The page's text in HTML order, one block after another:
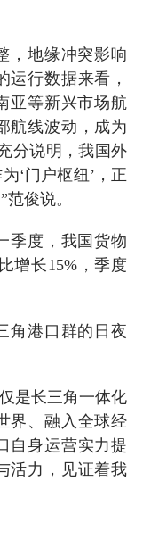
，地缘冲突影响
运行数据来看，
等新兴市场航
航线波动，成为
分说明，我国外
‘门户枢纽’，正
俊说。
季度，我国货物
增长15%，季度
角港口群的日夜
是长三角一体化
界、融入全球经
自身运营实力提
活力，见证着我